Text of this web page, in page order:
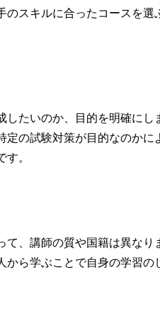
スキルに合ったコースを
たいのか、目的を明確に
定の試験対策が目的なのか
。
て、講師の質や国籍は異な
から学ぶことで自身の学習